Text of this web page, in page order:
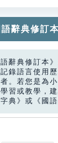
辭典修訂
語辭典修訂本
錄語言使用
。若您是為
學習或教學，
字典》或《國